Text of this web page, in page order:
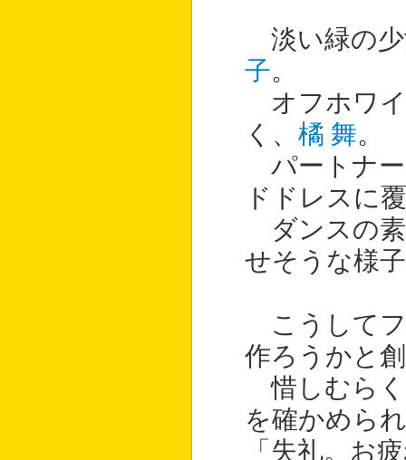
淡い緑の少
子。
オフホワイ
く、 橘 舞。
パートナ
ドドレスに
ダンスの素
せそうな様
こうしてフ
作ろうかと
惜しむらく
を確かめら
「失礼。お